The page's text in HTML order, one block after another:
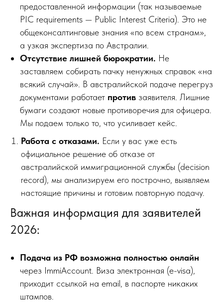
предоставленной информации (так называемые
PIC requirements — Public Interest Criteria). Это не
общеконсалтинговые знания «по всем странам»,
а узкая экспертиза по Австралии.
Отсутствие лишней бюрократии. Не
заставляем собирать пачку ненужных справок «на
всякий случай». В австралийской подаче перегруз
документами работает против заявителя. Лишние
бумаги создают новые противоречия для офицера.
Мы подаем только то, что усиливает кейс.
Работа с отказами. Если у вас уже есть
официальное решение об отказе от
австралийской иммиграционной службы (decision
record), мы анализируем его построчно, выявляем
настоящие причины и готовим повторную подачу.
Важная информация для заявителей
2026:
Подача из РФ возможна полностью онлайн
через ImmiAccount. Виза электронная (e-visa),
приходит ссылкой на email, в паспорте никаких
штампов.